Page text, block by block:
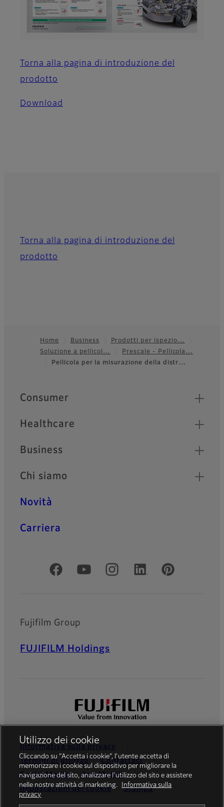
Torna alla pagina di introduzione del
prodotto
Download
Torna alla pagina di introduzione del
prodotto
Footer
Home Business
Prodotti per ispezio…
Soluzione a pellicol…
Prescale - Pellicola…
Pellicola per la misurazione della distr…
Quick Links
Consumer
Healthcare
Business
Chi siamo
Novità
Carriera
Social media ufficiali
Fujifilm Group
FUJIFILM Holdings
Informativa sulla privacy
Termini di utilizzo
Contattaci
Social Media
App Mobili
Impostazioni dei cookie
Stampa
Utilizzo dei cookie
Cliccando su “Accetta i cookie”, l'utente accetta di
memorizzare i cookie sul dispositivo per migliorare la
navigazione del sito, analizzare l'utilizzo del sito e assistere
nelle nostre attività di marketing.
Informativa sulla
privacy